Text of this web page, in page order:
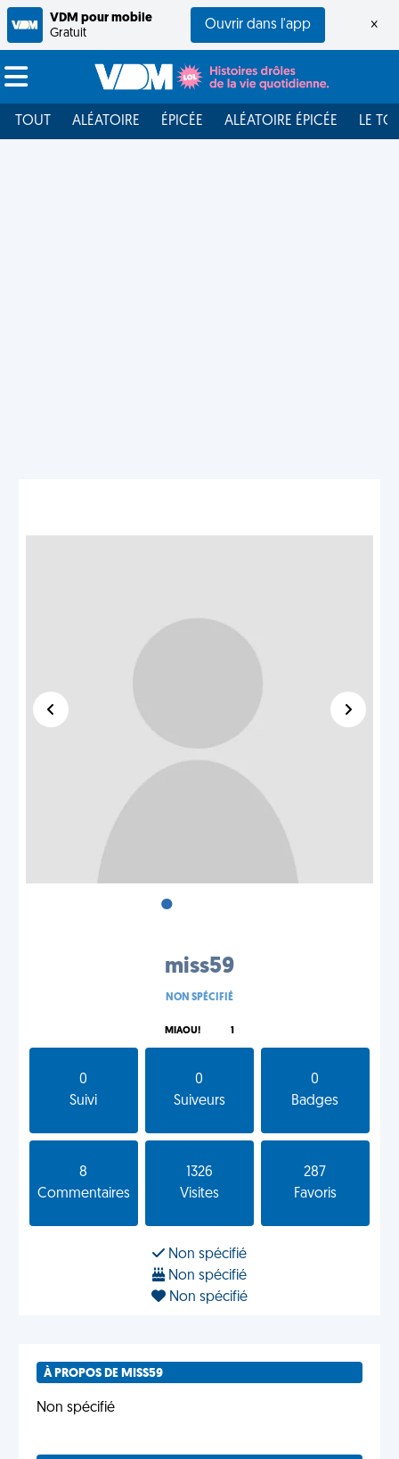
VDM pour mobile
Gratuit
Ouvrir dans l'app ×
TOUT ALÉATOIRE ÉPICÉE ALÉATOIRE ÉPICÉE LE
•
miss59
NON SPÉCIFIÉ
MIAOU! 1
0
Suivi
0
Suiveurs
0
Badges
8
Commentaires
1326
Visites
287
Favoris
Non spécifié
Non spécifié
Non spécifié
À PROPOS DE MISS59
Non spécifié